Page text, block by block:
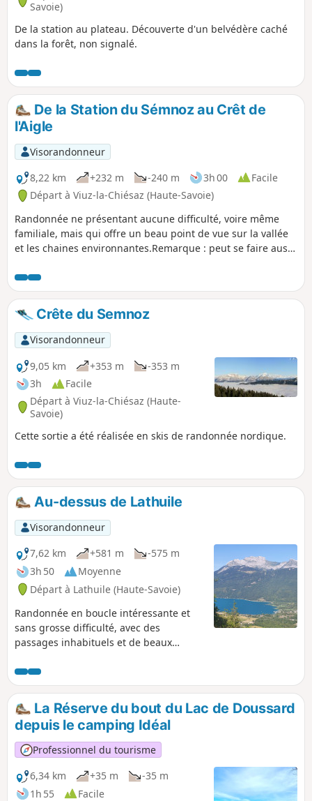
Savoie)
De la station au plateau. Découverte d'un belvédère caché
dans la forêt, non signalé.
De la Station du Sémnoz au Crêt de
l'Aigle
Visorandonneur
8,22 km
+232 m -240 m 3h 00
Facile
Départ à Viuz-la-Chiésaz (Haute-Savoie)
Randonnée ne présentant aucune difficulté, voire même
familiale, mais qui offre un beau point de vue sur la vallée
et les chaines environnantes.Remarque : peut se faire aussi
des raquettes, la plus grande partie peut se faire sur les
pistes aménagées.
Crête du Semnoz
Visorandonneur
9,05 km
+353 m
-353 m
3h
Facile
Départ à Viuz-la-Chiésaz (Haute-
Savoie)
Cette sortie a été réalisée en skis de randonnée nordique.
Au-dessus de Lathuile
Visorandonneur
7,62 km
+581 m
-575 m
3h 50
Moyenne
Départ à Lathuile (Haute-Savoie)
Randonnée en boucle intéressante et
sans grosse difficulté, avec des
passages inhabituels et de beaux
La Réserve du bout du Lac de Doussard
depuis le camping Idéal
Professionnel du tourisme
6,34 km
+35 m
-35 m
1h 55
Facile